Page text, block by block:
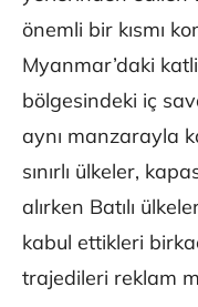
önemli bir kısmı
Myanmar’daki
bölgesindeki iç
aynı manzarayla
sınırlı ülkeler,
alırken Batılı
kabul ettikleri
trajedileri reklam